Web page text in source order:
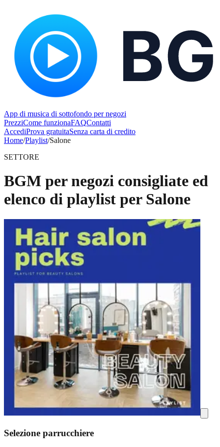
App di musica di sottofondo per negozi
PrezziCome funzionaFAQContatti
AccediProva gratuitaSenza carta di credito
Home/Playlist/Salone
SETTORE
BGM per negozi consigliate ed
elenco di playlist per Salone
Selezione parrucchiere